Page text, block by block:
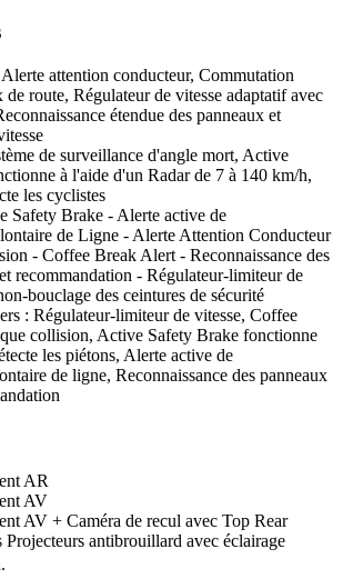
attention conducteur, Commutation
de route, Régulateur de vitesse adaptatif avec
étendue des panneaux et
de surveillance d'angle mort, Active
à l'aide d'un Radar de 7 à 140 km/h,
les cyclistes
Safety Brake - Alerte active de
de Ligne - Alerte Attention Conducteur
- Coffee Break Alert - Reconnaissance des
recommandation - Régulateur-limiteur de
bouclage des ceintures de sécurité
: Régulateur-limiteur de vitesse, Coffee
collision, Active Safety Brake fonctionne
les piétons, Alerte active de
de ligne, Reconnaissance des panneaux
AR
AV
AV + Caméra de recul avec Top Rear
antibrouillard avec éclairage